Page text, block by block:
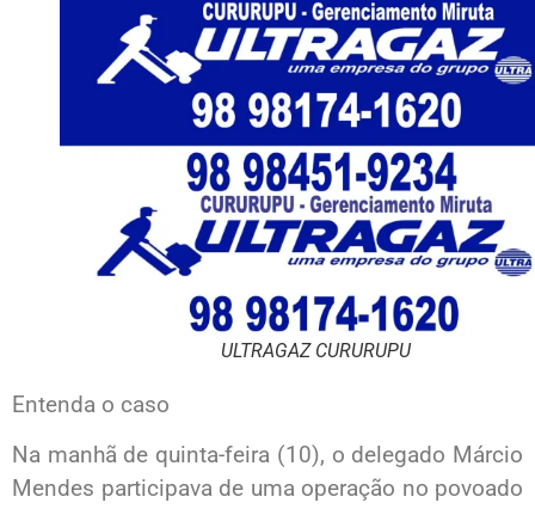
ULTRAGAZ CURURUPU
Entenda o caso
Na manhã de quinta-feira (10), o delegado Márcio
Mendes participava de uma operação no povoado